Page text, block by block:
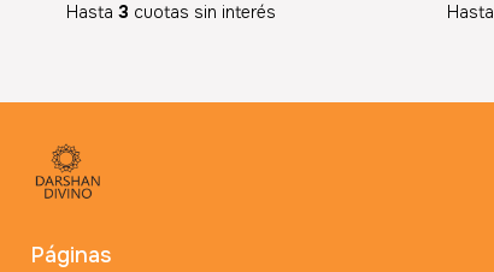
Hasta 3 cuotas sin interés
Hasta
Páginas